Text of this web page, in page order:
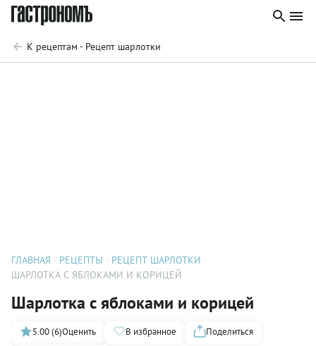
К рецептам - Рецепт шарлотки
ГЛАВНАЯ РЕЦЕПТЫ
РЕЦЕПТ ШАРЛОТКИ
ШАРЛОТКА С ЯБЛОКАМИ И КОРИЦЕЙ
Шарлотка с яблоками и корицей
5.00 (6)Оценить В избранное
Поделиться